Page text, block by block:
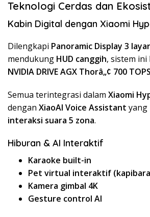
Teknologi Cerdas dan
Kabin Digital dengan Xiaomi
Dilengkapi Panoramic Display 3
mendukung HUD canggih, sistem ini
NVIDIA DRIVE AGX Thorâ„¢ 700 TOPS
Semua terintegrasi dalam Xiaomi
dengan XiaoAI Voice Assistant yang
interaksi suara 5 zona.
Hiburan & AI Interaktif
Karaoke built-in
Pet virtual interaktif
Kamera gimbal 4K
Gesture control AI